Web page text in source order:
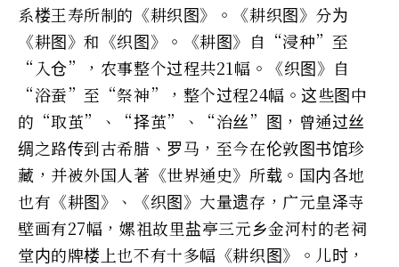
系楼王寿所制的《耕织图》。《耕织图》分为
《耕图》和《织图》。《耕图》自“浸种”至
“入仓”，农事整个过程共21幅。《织图》自
“浴蚕”至“祭神”，整个过程24幅。这些图中
的“取茧”、“择茧”、“治丝”图，曾通过丝
绸之路传到古希腊、罗马，至今在伦敦图书馆珍
藏，并被外国人著《世界通史》所载。国内各地
也有《耕图》、《织图》大量遗存，广元皇泽寺
壁画有27幅，嫘祖故里盐亭三元乡金河村的老祠
堂内的牌楼上也不有十多幅《耕织图》。儿时，